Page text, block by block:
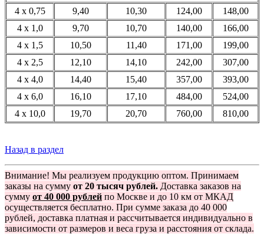
4 x 0,75
9,40 10,30 124,00
148,00
4 x 1,0
9,70 10,70 140,00
166,00
4 x 1,5
10,50 11,40 171,00
199,00
4 x 2,5
12,10 14,10 242,00
307,00
4 x 4,0
14,40 15,40 357,00
393,00
4 x 6,0
16,10 17,10 484,00
524,00
4 x 10,0
19,70 20,70 760,00 810,00
Назад в раздел
Внимание! Мы реализуем продукцию оптом. Принимаем
заказы на сумму от 20 тысяч рублей. Доставка заказов на
сумму от 40 000 рублей по Москве и до 10 км от МКАД
осуществляется бесплатно. При сумме заказа до 40 000
рублей, доставка платная и рассчитывается индивидуально в
зависимости от размеров и веса груза и расстояния от склада.